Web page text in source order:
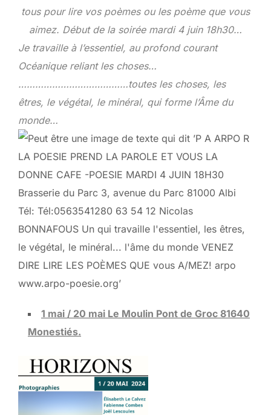
tous pour lire vos poèmes ou les poème que vous
aimez. Début de la soirée mardi 4 juin 18h30…
Je travaille à l’essentiel, au profond courant
Océanique reliant les choses…
…………………………………toutes les choses, les
êtres, le végétal, le minéral, qui forme l’Âme du
monde…
1 mai / 20 mai Le Moulin Pont de Groc 81640
Monestiés.